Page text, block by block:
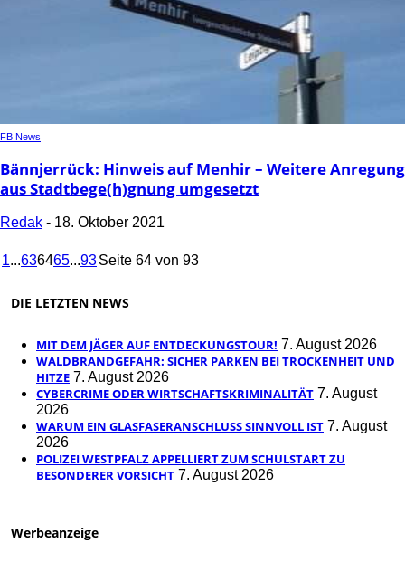
FB News
Bännjerrück: Hinweis auf Menhir – Weitere Anregung
aus Stadtbege(h)gnung umgesetzt
Redak - 18. Oktober 2021
1...636465...93Seite 64 von 93
DIE LETZTEN NEWS
MIT DEM JÄGER AUF ENTDECKUNGSTOUR! 7. August 2026
WALDBRANDGEFAHR: SICHER PARKEN BEI TROCKENHEIT UND
HITZE 7. August 2026
CYBERCRIME ODER WIRTSCHAFTSKRIMINALITÄT 7. August
2026
WARUM EIN GLASFASERANSCHLUSS SINNVOLL IST 7. August
2026
POLIZEI WESTPFALZ APPELLIERT ZUM SCHULSTART ZU
BESONDERER VORSICHT 7. August 2026
Werbeanzeige